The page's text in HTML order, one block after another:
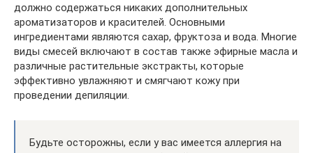
должно содержаться никаких дополнительных
ароматизаторов и красителей. Основными
ингредиентами являются сахар, фруктоза и вода. Многие
виды смесей включают в состав также эфирные масла и
различные растительные экстракты, которые
эффективно увлажняют и смягчают кожу при
проведении депиляции.
Будьте осторожны, если у вас имеется аллергия на